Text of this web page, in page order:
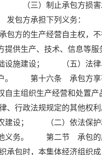
； （三）制止承包方损
方承担下列义务： （
方的生产经营自主权，
提供生产、技术、信息
础设施建设； （五）
户。 第十六条 承包方
自主组织生产经营和处
、行政法规规定的其
农建设； （二）依法保
其他义务。 第二节 承包
时，本集体经济组织成